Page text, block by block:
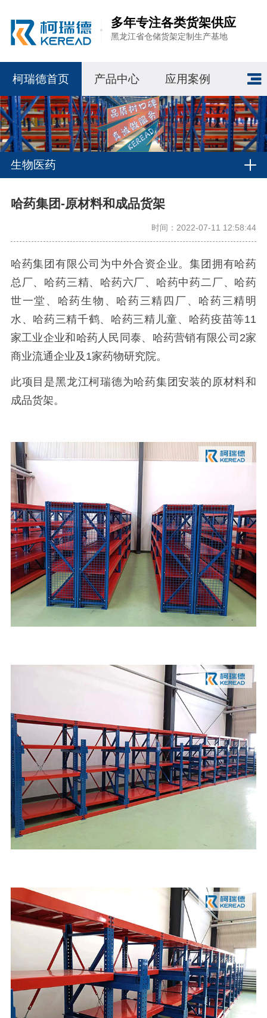
多年专注各类货架供应
黑龙江省仓储货架定制生产基地
柯瑞德首页 产品中心 应用案例
生物医药
哈药集团-原材料和成品货架
时间：2022-07-11 12:58:44
哈药集团有限公司为中外合资企业。集团拥有哈药
总厂、哈药三精、哈药六厂、哈药中药二厂、哈药
世一堂、哈药生物、哈药三精四厂、哈药三精明
水、哈药三精千鹤、哈药三精儿童、哈药疫苗等11
家工业企业和哈药人民同泰、哈药营销有限公司2家
商业流通企业及1家药物研究院。
此项目是黑龙江柯瑞德为哈药集团安装的原材料和
成品货架。